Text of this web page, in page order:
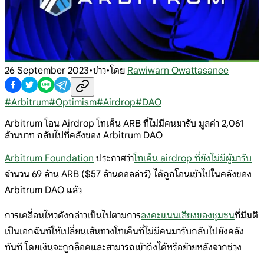
26 September 2023•ข่าว•โดย Rawiwarn Owattasanee
#Arbitrum#Optimism#Airdrop#DAO
Arbitrum โอน Airdrop โทเค็น ARB ที่ไม่มีคนมารับ มูลค่า 2,061
ล้านบาท กลับไปที่คลังของ Arbitrum DAO
Arbitrum Foundation ประกาศว่าโทเค็น airdrop ที่ยังไม่มีผู้มารับ
จำนวน 69 ล้าน ARB ($57 ล้านดอลล่าร์) ได้ถูกโอนเข้าไปในคลังของ
Arbitrum DAO แล้ว
การเคลื่อนไหวดังกล่าวเป็นไปตามการลงคะแนนเสียงของชุมชนที่มีมติ
เป็นเอกฉันท์ให้เปลี่ยนเส้นทางโทเค็นที่ไม่มีคนมารับกลับไปยังคลัง
ทันที โดยเงินจะถูกล็อคและสามารถเข้าถึงได้หรือย้ายหลังจากช่วง